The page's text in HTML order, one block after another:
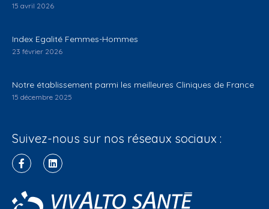
15 avril 2026
Index Egalité Femmes-Hommes
23 février 2026
Notre établissement parmi les meilleures Cliniques de France
15 décembre 2025
Suivez-nous sur nos réseaux sociaux :